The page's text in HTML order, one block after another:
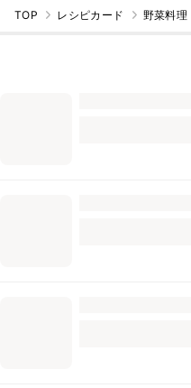
TOP レシピカード 野菜料理